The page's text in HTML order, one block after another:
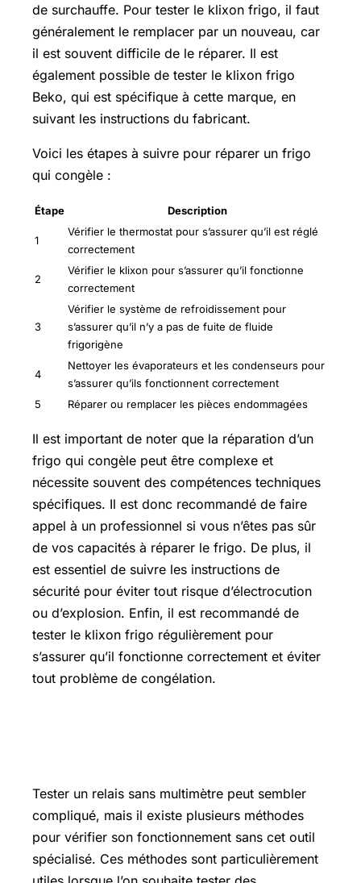
de surchauffe. Pour tester le klixon frigo, il faut
généralement le remplacer par un nouveau, car
il est souvent difficile de le réparer. Il est
également possible de tester le klixon frigo
Beko, qui est spécifique à cette marque, en
suivant les instructions du fabricant.
Voici les étapes à suivre pour réparer un frigo
qui congèle :
Étape Description
1
Vérifier le thermostat pour s’assurer qu’il est réglé
correctement
2
Vérifier le klixon pour s’assurer qu’il fonctionne
correctement
3
Vérifier le système de refroidissement pour
s’assurer qu’il n’y a pas de fuite de fluide
frigorigène
4
Nettoyer les évaporateurs et les condenseurs pour
s’assurer qu’ils fonctionnent correctement
5
Réparer ou remplacer les pièces endommagées
Il est important de noter que la réparation d’un
frigo qui congèle peut être complexe et
nécessite souvent des compétences techniques
spécifiques. Il est donc recommandé de faire
appel à un professionnel si vous n’êtes pas sûr
de vos capacités à réparer le frigo. De plus, il
est essentiel de suivre les instructions de
sécurité pour éviter tout risque d’électrocution
ou d’explosion. Enfin, il est recommandé de
tester le klixon frigo régulièrement pour
s’assurer qu’il fonctionne correctement et éviter
tout problème de congélation.
Tester un relais sans multimètre peut sembler
compliqué, mais il existe plusieurs méthodes
pour vérifier son fonctionnement sans cet outil
spécialisé. Ces méthodes sont particulièrement